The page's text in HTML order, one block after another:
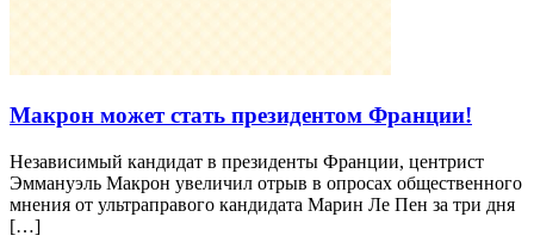
Макрон может стать президентом Франции!
Независимый кандидат в президенты Франции, центрист
Эммануэль Макрон увеличил отрыв в опросах общественного
мнения от ультраправого кандидата Марин Ле Пен за три дня
[…]